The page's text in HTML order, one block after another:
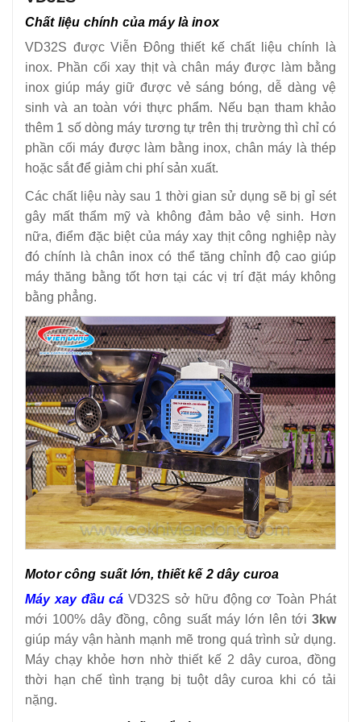
21-Máy xay thịt TC 22E
22-Máy xay thịt TC 12E
23-Máy xay thịt TC 12 DENVER
Máy xay thịt BERJAYA 220 kg/giờ
25-Máy xay thịt công nghiệp TC 12
Chất liệu chính của máy là inox
VD32S được Viễn Đông thiết kế chất liệu chính là
inox. Phần cối xay thịt và chân máy được làm bằng
inox giúp máy giữ được vẻ sáng bóng, dễ dàng vệ
sinh và an toàn với thực phẩm. Nếu bạn tham khảo
thêm 1 số dòng máy tương tự trên thị trường thì chỉ có
phần cối máy được làm bằng inox, chân máy là thép
hoặc sắt để giảm chi phí sản xuất.
Các chất liệu này sau 1 thời gian sử dụng sẽ bị gỉ sét
gây mất thẩm mỹ và không đảm bảo vệ sinh. Hơn
nữa, điểm đặc biệt của máy xay thịt công nghiệp này
đó chính là chân inox có thể tăng chỉnh độ cao giúp
máy thăng bằng tốt hơn tại các vị trí đặt máy không
bằng phẳng.
Motor công suất lớn, thiết kế 2 dây curoa
Máy xay đầu cá VD32S sở hữu động cơ Toàn Phát
mới 100% dây đồng, công suất máy lớn lên tới 3kw
giúp máy vận hành mạnh mẽ trong quá trình sử dụng.
Máy chạy khỏe hơn nhờ thiết kế 2 dây curoa, đồng
thời hạn chế tình trạng bị tuột dây curoa khi có tải
nặng.